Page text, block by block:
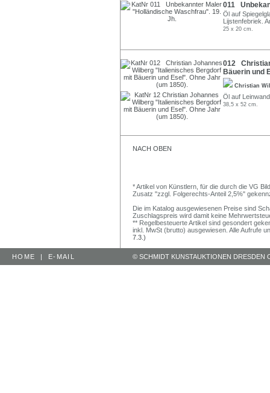
011
Öl auf
Lijstenfebriek.
25 x 20 cm.
012
Bäuerin und
Christian
Öl auf
38,5 x 52 cm.
NACH OBEN
* Artikel von Künstlern, für die durch die VG
Zusatz "zzgl. Folgerechts-Anteil 2,5%"
Die im Katalog ausgewiesenen Preise sind
Zuschlagspreis wird damit keine
** Regelbesteuerte Artikel sind gesondert
inkl. MwSt (brutto) ausgewiesen. Alle Aufrufe
7.3.)
HOME | E-MAIL © SCHMIDT KUNSTAUKTIONEN DRESDEN